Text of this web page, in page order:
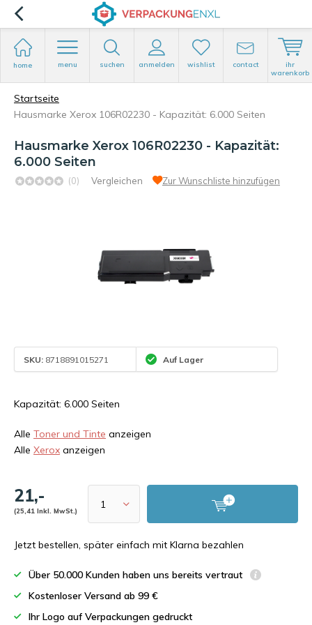
home menu suchen anmelden wishlist contact
ihr
warenkorb
Startseite
Hausmarke Xerox 106R02230 - Kapazität: 6.000 Seiten
Hausmarke Xerox 106R02230 - Kapazität:
6.000 Seiten
(0) Vergleichen Zur Wunschliste hinzufügen
SKU: 8718891015271 Auf Lager
Kapazität: 6.000 Seiten
Alle Toner und Tinte anzeigen
Alle Xerox anzeigen
21,-
(25,41 Inkl. MwSt.)
Jetzt bestellen, später einfach mit Klarna bezahlen
Über 50.000 Kunden haben uns bereits vertraut
Kostenloser Versand ab 99 €
Ihr Logo auf Verpackungen gedruckt